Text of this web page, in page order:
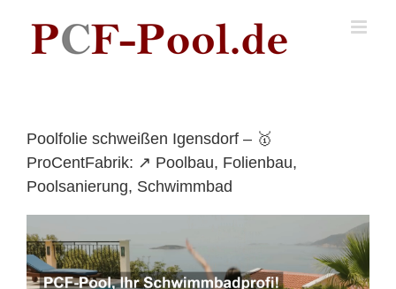
content
Poolfolie schweißen Igensdorf – 🥇
ProCentFabrik: ↗️ Poolbau, Folienbau,
Poolsanierung, Schwimmbad